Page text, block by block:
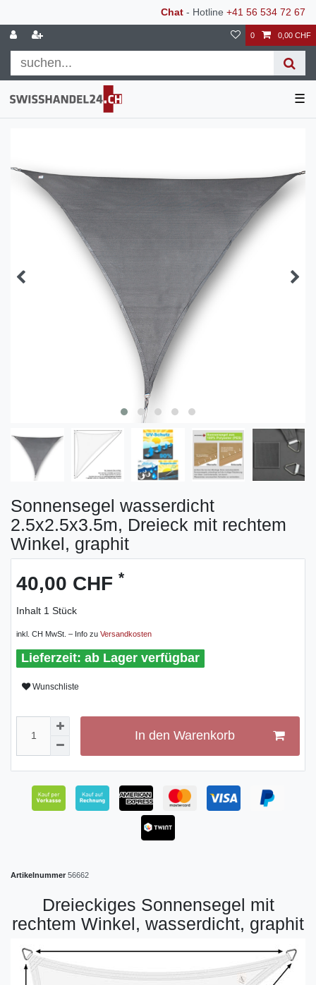
Chat - Hotline +41 56 534 72 67
0 0,00 CHF
☰
Sonnensegel wasserdicht
2.5x2.5x3.5m, Dreieck mit rechtem
Winkel, graphit
40,00 CHF *
Inhalt 1 Stück
inkl. CH MwSt. – Info zu Versandkosten
ab Lager verfügbar
Wunschliste
In den Warenkorb
Artikelnummer 56662
Dreieckiges Sonnensegel mit
rechtem Winkel, wasserdicht, graphit